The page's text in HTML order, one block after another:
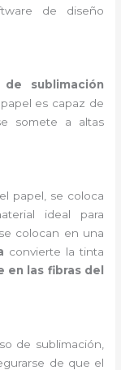
de diseño
de sublimación
papel es capaz de
somete a altas
papel, se coloca
ideal para
colocan en una
convierte la tinta
en las fibras del
de sublimación,
de que el